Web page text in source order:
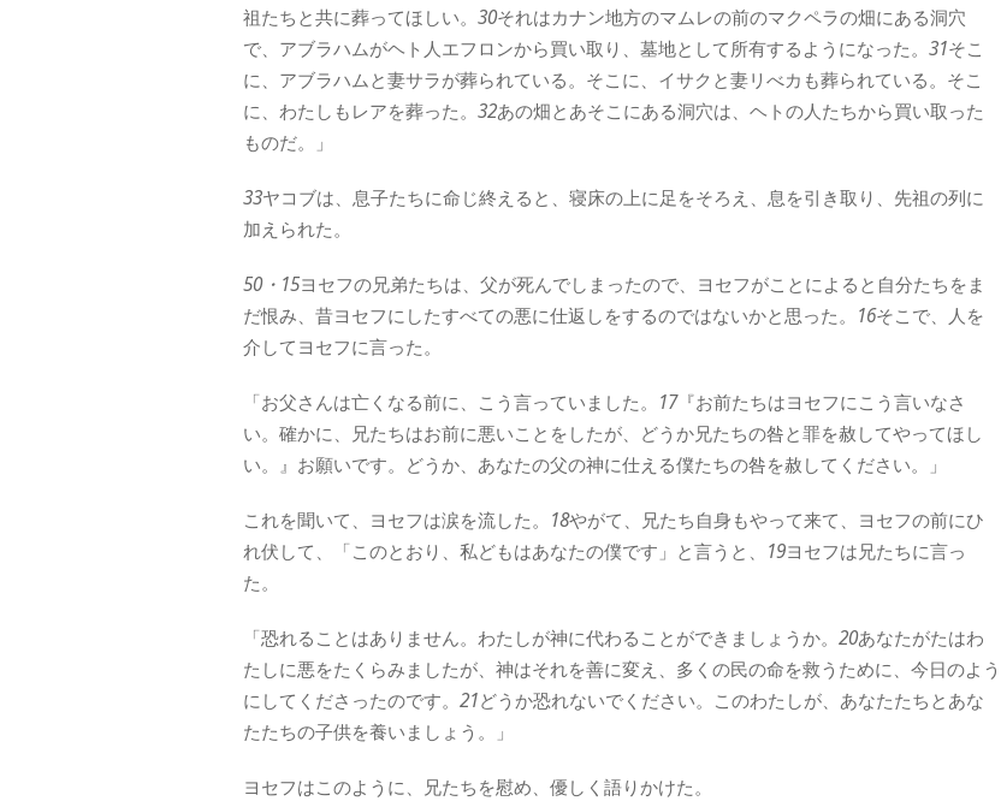
祖たちと共に葬ってほしい。 30それはカナン地方のマムレの前のマクペラの畑にある洞穴
で、アブラハムがヘト人エフロンから買い取り、墓地として所有するようになった。 31そこ
に、アブラハムと妻サラが葬られている。そこに、イサクと妻リべカも葬られている。そこ
に、わたしもレアを葬った。 32あの畑とあそこにある洞穴は、ヘトの人たちから買い取った
ものだ。」
33ヤコブは、息子たちに命じ終えると、寝床の上に足をそろえ、息を引き取り、先祖の列に
加えられた。
50・15ヨセフの兄弟たちは、父が死んでしまったので、ヨセフがことによると自分たちをま
だ恨み、昔ヨセフにしたすべての悪に仕返しをするのではないかと思った。 16そこで、人を
介してヨセフに言った。
「お父さんは亡くなる前に、こう言っていました。 17『お前たちはヨセフにこう言いなさ
い。確かに、兄たちはお前に悪いことをしたが、どうか兄たちの咎と罪を赦してやってほし
い。』お願いです。どうか、あなたの父の神に仕える僕たちの咎を赦してください。」
これを聞いて、ヨセフは涙を流した。 18やがて、兄たち自身もやって来て、ヨセフの前にひ
れ伏して、「このとおり、私どもはあなたの僕です」と言うと、 19ヨセフは兄たちに言っ
た。
「恐れることはありません。わたしが神に代わることができましょうか。 20あなたがたはわ
たしに悪をたくらみましたが、神はそれを善に変え、多くの民の命を救うために、今日のよう
にしてくださったのです。 21どうか恐れないでください。このわたしが、あなたたちとあな
たたちの子供を養いましょう。」
ヨセフはこのように、兄たちを慰め、優しく語りかけた。